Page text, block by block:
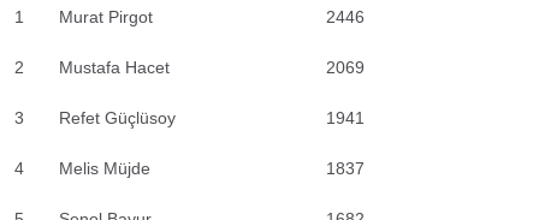
1
Murat Pirgot 2446
2 Mustafa Hacet 2069
3 Refet Güçlüsoy 1941
4 Melis Müjde 1837